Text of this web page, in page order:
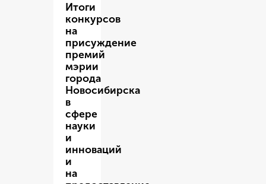
Итоги
конкурсов
на
присуждение
премий
мэрии
города
Новосибирска
в
сфере
науки
и
инноваций
и
на